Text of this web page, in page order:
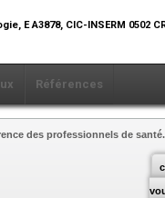
E A3878, CIC-INSERM 0502
Références
des professionnels de santé.